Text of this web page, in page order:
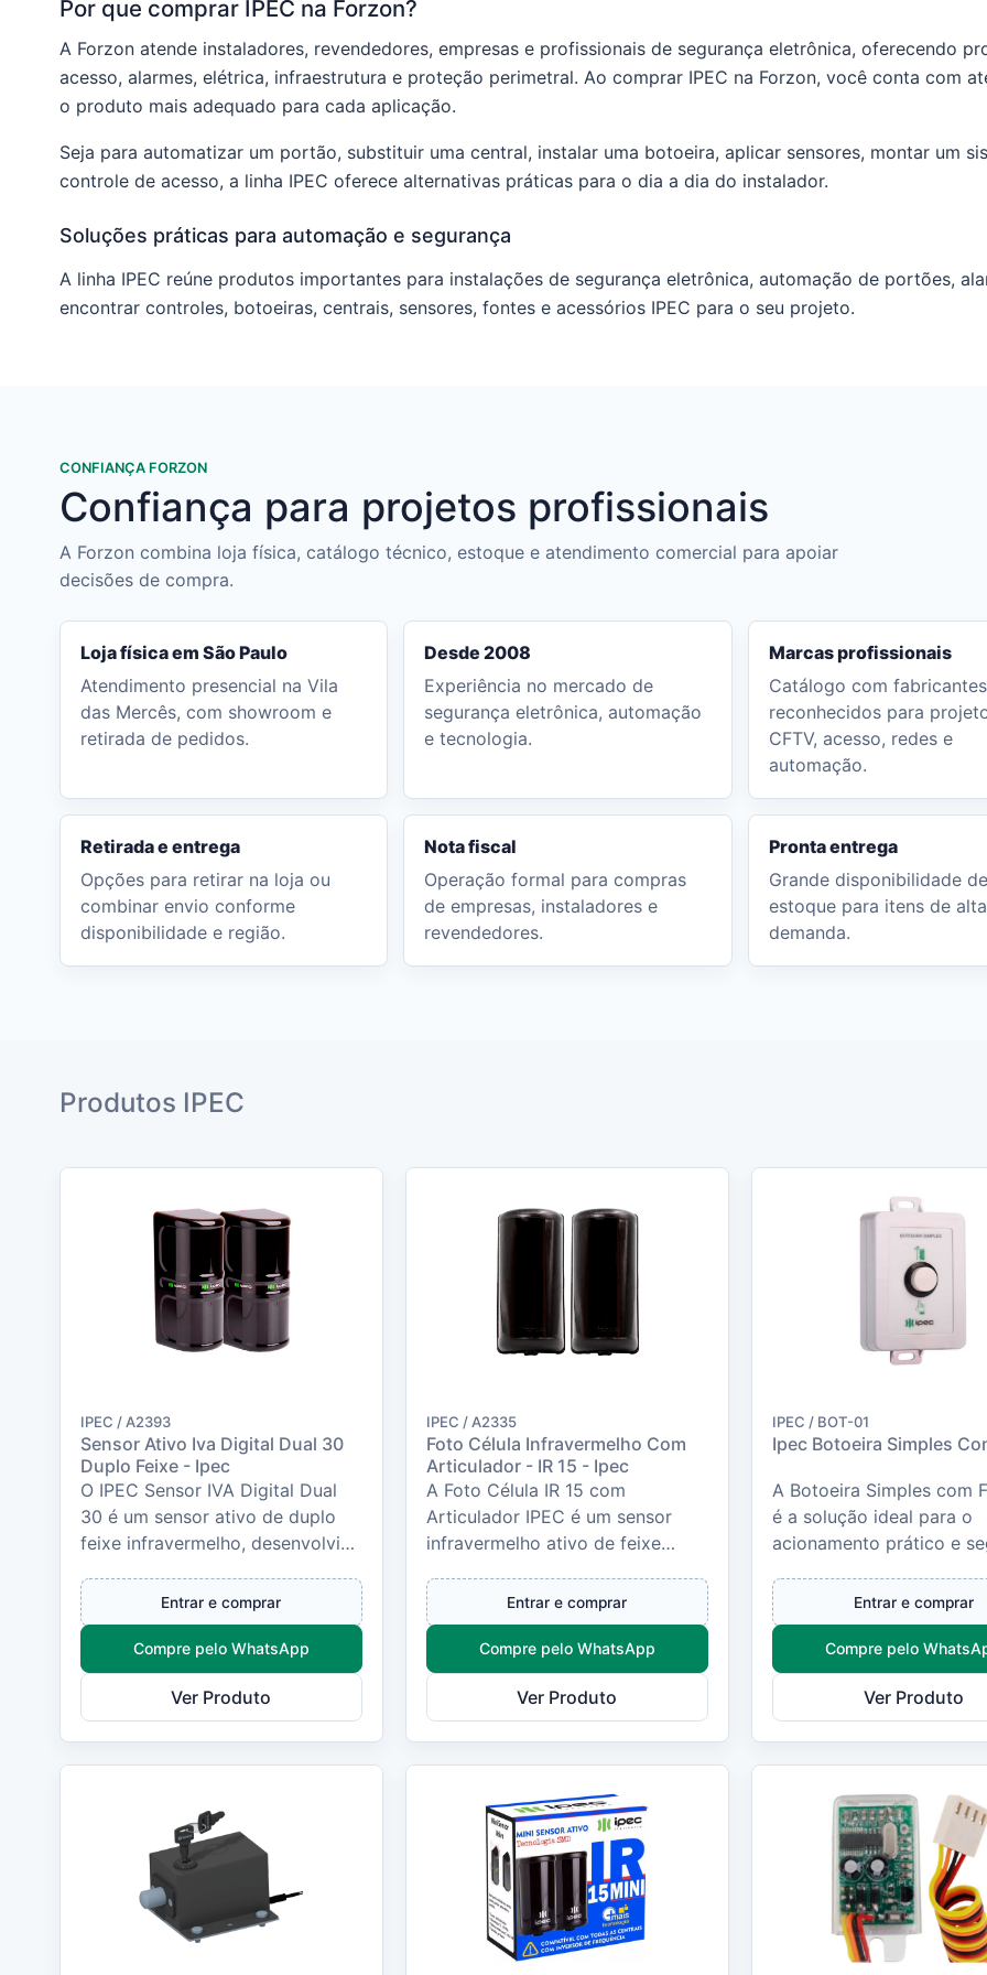
Por que comprar IPEC na Forzon?
A Forzon atende instaladores, revendedores, empresas e profissionais de segurança eletrônica, oferecendo
acesso, alarmes, elétrica, infraestrutura e proteção perimetral. Ao comprar IPEC na Forzon, você conta com
o produto mais adequado para cada aplicação.
Seja para automatizar um portão, substituir uma central, instalar uma botoeira, aplicar sensores, montar um
controle de acesso, a linha IPEC oferece alternativas práticas para o dia a dia do instalador.
Soluções práticas para automação e segurança
A linha IPEC reúne produtos importantes para instalações de segurança eletrônica, automação de portões,
encontrar controles, botoeiras, centrais, sensores, fontes e acessórios IPEC para o seu projeto.
CONFIANÇA FORZON
Confiança para projetos profissionais
A Forzon combina loja física, catálogo técnico, estoque e atendimento comercial para apoiar
decisões de compra.
Loja física em São Paulo
Atendimento presencial na Vila
das Mercês, com showroom e
retirada de pedidos.
Desde 2008
Experiência no mercado de
segurança eletrônica, automação
e tecnologia.
Marcas profissionais
Catálogo com fabricantes
reconhecidos para
CFTV, acesso, redes e
automação.
Retirada e entrega
Opções para retirar na loja ou
combinar envio conforme
disponibilidade e região.
Nota fiscal
Operação formal para compras
de empresas, instaladores e
revendedores.
Pronta entrega
Grande disponibilidade de
estoque para itens de alta
demanda.
Produtos IPEC
IPEC / A2393
Sensor Ativo Iva Digital Dual 30
Duplo Feixe - Ipec
O IPEC Sensor IVA Digital Dual
30 é um sensor ativo de duplo
feixe infravermelho, desenvolvido
estabilidade e pro...
Entrar e comprar
Compre pelo WhatsApp
Ver Produto
IPEC / A2335
Foto Célula Infravermelho Com
Articulador - IR 15 - Ipec
A Foto Célula IR 15 com
Articulador IPEC é um sensor
infravermelho ativo de feixe
portões automáticos, cance...
Entrar e comprar
Compre pelo WhatsApp
Ver Produto
IPEC / BOT-01
Ipec Botoeira Simples
A Botoeira Simples com
é a solução ideal para o
acionamento prático e
automáticos e outro...
Entrar e comprar
Compre pelo
Ver Produto